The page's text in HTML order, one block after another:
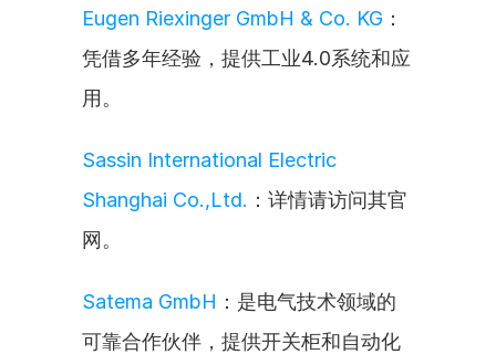
Eugen Riexinger GmbH & Co. KG ：
凭借多年经验，提供工业4.0系统和应
用。
Sassin International Electric
Shanghai Co.,Ltd. ：详情请访问其官
网。
Satema GmbH ：是电气技术领域的
可靠合作伙伴，提供开关柜和自动化